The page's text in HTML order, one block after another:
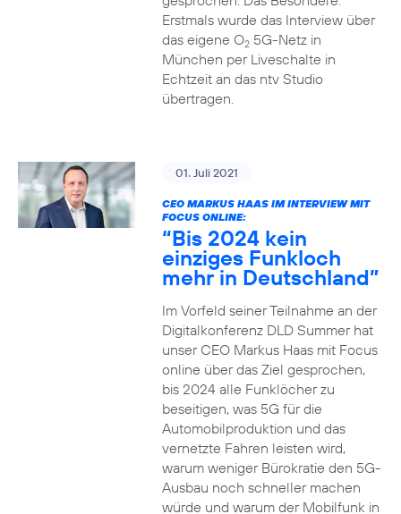
Erstmals wurde das Interview über
das eigene O25G-Netz in
München per Liveschalte in
Echtzeit an das ntv Studio
übertragen.
01. Juli 2021
CEO MARKUS HAAS IM INTERVIEW MIT
FOCUS ONLINE:
“Bis 2024 kein
einziges Funkloch
mehr in Deutschland”
Im Vorfeld seiner Teilnahme an der
Digitalkonferenz DLD Summer hat
unser CEO Markus Haas mit Focus
online über das Ziel gesprochen,
bis 2024 alle Funklöcher zu
beseitigen, was 5G für die
Automobilproduktion und das
vernetzte Fahren leisten wird,
warum weniger Bürokratie den 5G-
Ausbau noch schneller machen
würde und warum der Mobilfunk in